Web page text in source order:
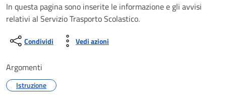
In questa pagina sono inserite le informazione e gli avvisi
relativi al Servizio Trasporto Scolastico.
Condividi Vedi azioni
Argomenti
Istruzione